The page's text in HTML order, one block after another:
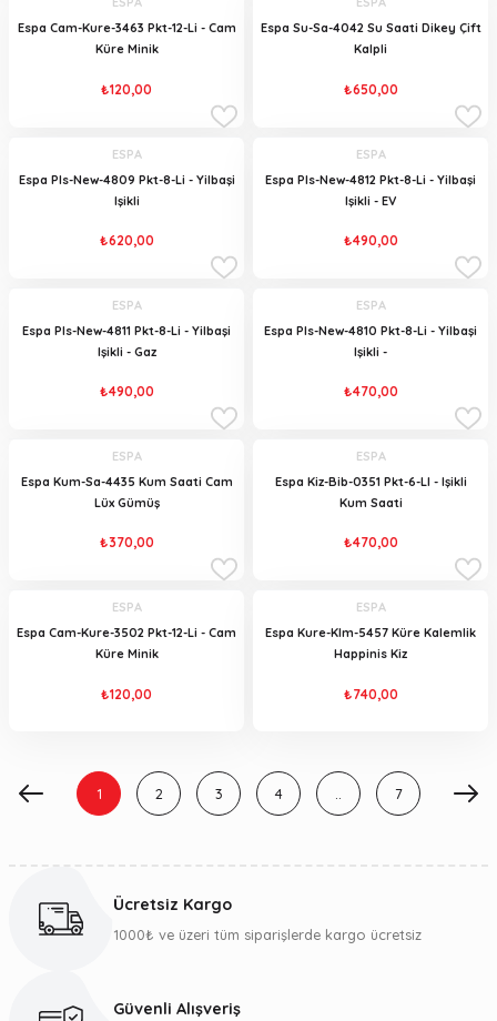
Espa Cam-Kure-3463 Pkt-12-Li - Cam
Küre Minik
₺120,00
Espa Su-Sa-4042 Su Saati Dikey Çift
Kalpli
₺650,00
ESPA
Espa Pls-New-4809 Pkt-8-Li - Yilbaşi
Işikli
₺620,00
ESPA
Espa Pls-New-4812 Pkt-8-Li - Yilbaşi
Işikli - EV
₺490,00
ESPA
Espa Pls-New-4811 Pkt-8-Li - Yilbaşi
Işikli - Gaz
₺490,00
ESPA
Espa Pls-New-4810 Pkt-8-Li - Yilbaşi
Işikli -
₺470,00
ESPA
Espa Kum-Sa-4435 Kum Saati Cam
Lüx Gümüş
₺370,00
ESPA
Espa Kiz-Bib-0351 Pkt-6-LI - Işikli
Kum Saati
₺470,00
ESPA
Espa Cam-Kure-3502 Pkt-12-Li - Cam
Küre Minik
₺120,00
ESPA
Espa Kure-Klm-5457 Küre Kalemlik
Happinis Kiz
₺740,00
1 2 3 4 7
Ücretsiz Kargo
1000₺ ve üzeri tüm siparişlerde kargo ücretsiz
Güvenli Alışveriş